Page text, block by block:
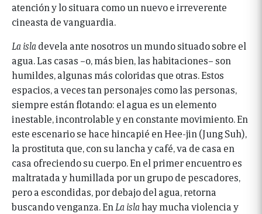
atención y lo situara como un nuevo e irreverente
cineasta de vanguardia.
La isla devela ante nosotros un mundo situado sobre el
agua. Las casas –o, más bien, las habitaciones– son
humildes, algunas más coloridas que otras. Estos
espacios, a veces tan personajes como las personas,
siempre están flotando: el agua es un elemento
inestable, incontrolable y en constante movimiento. En
este escenario se hace hincapié en Hee-jin (Jung Suh),
la prostituta que, con su lancha y café, va de casa en
casa ofreciendo su cuerpo. En el primer encuentro es
maltratada y humillada por un grupo de pescadores,
pero a escondidas, por debajo del agua, retorna
buscando venganza. En La islahay mucha violencia y